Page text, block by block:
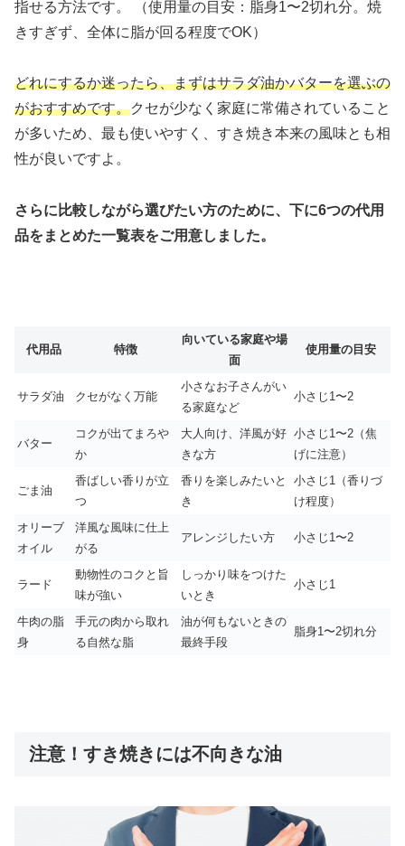
指せる方法です。 （使用量の目安：脂身1〜2切れ分。焼
きすぎず、全体に脂が回る程度でOK）
どれにするか迷ったら、まずはサラダ油かバターを選ぶの
がおすすめです。クセが少なく家庭に常備されていること
が多いため、最も使いやすく、すき焼き本来の風味とも相
性が良いですよ。
さらに比較しながら選びたい方のために、下に6つの代用
品をまとめた一覧表をご用意しました。
代用品 特徴
向いている家庭や場
面
使用量の目安
サラダ油 クセがなく万能
小さなお子さんがい
る家庭など
小さじ1〜2
バター
コクが出てまろや
か
大人向け、洋風が好
きな方
小さじ1〜2（焦
げに注意）
ごま油
香ばしい香りが立
つ
香りを楽しみたいと
き
小さじ1（香りづ
け程度）
オリーブ
オイル
洋風な風味に仕上
がる
アレンジしたい方 小さじ1〜2
ラード
動物性のコクと旨
味が強い
しっかり味をつけた
いとき
小さじ1
牛肉の脂
身
手元の肉から取れ
る自然な脂
油が何もないときの
最終手段
脂身1〜2切れ分
注意！すき焼きには不向きな油